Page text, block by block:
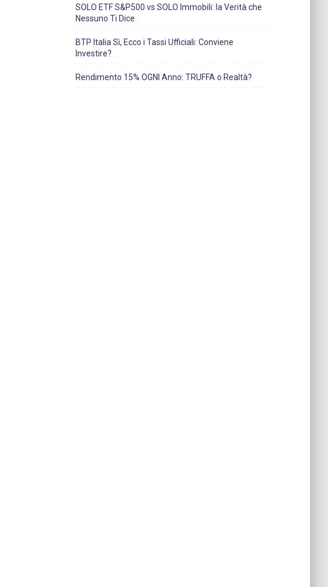
SOLO ETF S&P500 vs SOLO Immobili: la Verità che
Nessuno Ti Dice
BTP Italia Sì, Ecco i Tassi Ufficiali: Conviene
Investire?
Rendimento 15% OGNI Anno: TRUFFA o Realtà?